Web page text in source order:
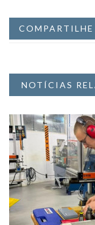
NOTÍCIAS